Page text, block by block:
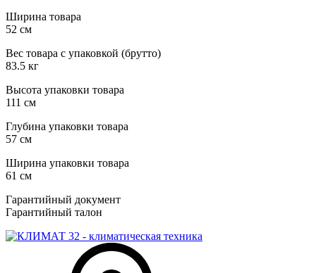
Ширина товара
52 см
Вес товара с упаковкой (брутто)
83.5 кг
Высота упаковки товара
111 см
Глубина упаковки товара
57 см
Ширина упаковки товара
61 см
Гарантийный документ
Гарантийный талон